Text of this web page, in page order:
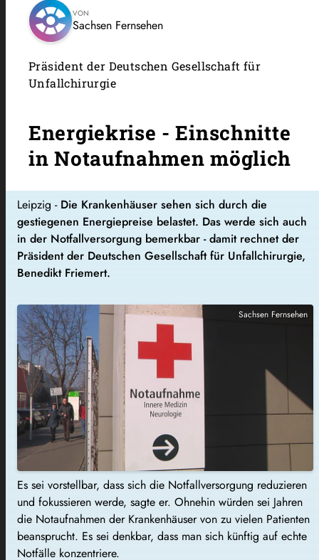
VON
Sachsen Fernsehen
Präsident der Deutschen Gesellschaft für
Unfallchirurgie
Energiekrise - Einschnitte
in Notaufnahmen möglich
Leipzig - Die Krankenhäuser sehen sich durch die
gestiegenen Energiepreise belastet. Das werde sich auch
in der Notfallversorgung bemerkbar - damit rechnet der
Präsident der Deutschen Gesellschaft für Unfallchirurgie,
Benedikt Friemert.
Sachsen Fernsehen
Es sei vorstellbar, dass sich die Notfallversorgung reduzieren
und fokussieren werde, sagte er. Ohnehin würden sei Jahren
die Notaufnahmen der Krankenhäuser von zu vielen Patienten
beansprucht. Es sei denkbar, dass man sich künftig auf echte
Notfälle konzentriere.